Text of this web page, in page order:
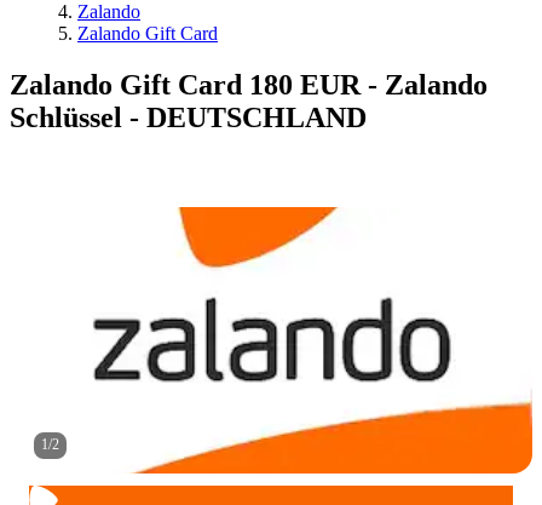
Zalando
Zalando Gift Card
Zalando Gift Card 180 EUR - Zalando
Schlüssel - DEUTSCHLAND
1/2